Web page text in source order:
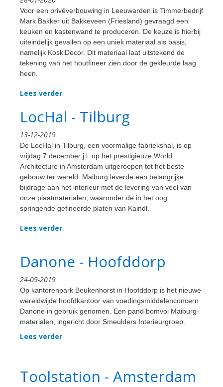
Voor een privéverbouwing in Leeuwarden is Timmerbedrijf
Mark Bakker uit Bakkeveen (Friesland) gevraagd een
keuken en kastenwand te produceren. De keuze is hierbij
uiteindelijk gevallen op een uniek materiaal als basis,
namelijk KoskiDecor. Dit materiaal laat uitstekend de
tekening van het houtfineer zien door de gekleurde laag
heen.
Lees verder
LocHal - Tilburg
13-12-2019
De LocHal in Tilburg, een voormalige fabriekshal, is op
vrijdag 7 december j.l. op het prestigieuze World
Architecture in Amsterdam uitgeroepen tot het beste
gebouw ter wereld. Maiburg leverde een belangrijke
bijdrage aan het interieur met de levering van veel van
onze plaatmaterialen, waaronder de in het oog
springende gefineerde platen van Kaindl.
Lees verder
Danone - Hoofddorp
24-09-2019
Op kantorenpark Beukenhorst in Hoofddorp is het nieuwe
wereldwijde hoofdkantoor van voedingsmiddelenconcern
Danone in gebruik genomen. Een pand bomvol Maiburg-
materialen, ingericht door Smeulders Interieurgroep.
Lees verder
Toolstation - Amsterdam